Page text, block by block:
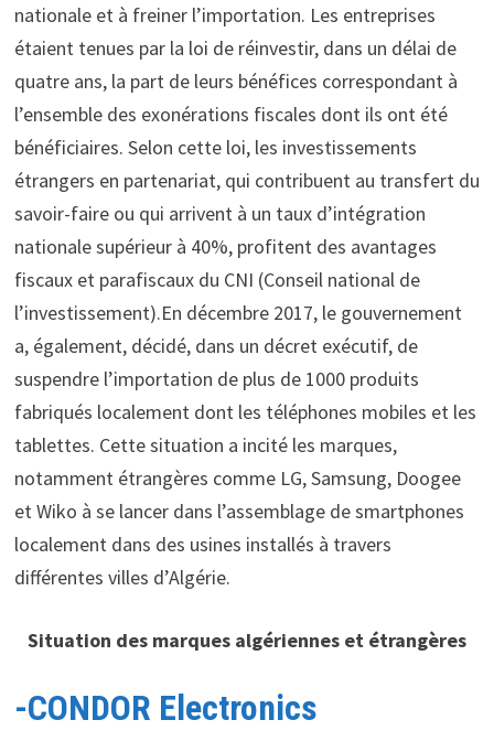
nationale et à freiner l’importation. Les entreprises
étaient tenues par la loi de réinvestir, dans un délai de
quatre ans, la part de leurs bénéfices correspondant à
l’ensemble des exonérations fiscales dont ils ont été
bénéficiaires. Selon cette loi, les investissements
étrangers en partenariat, qui contribuent au transfert du
savoir-faire ou qui arrivent à un taux d’intégration
nationale supérieur à 40%, profitent des avantages
fiscaux et parafiscaux du CNI (Conseil national de
l’investissement).En décembre 2017, le gouvernement
a, également, décidé, dans un décret exécutif, de
suspendre l’importation de plus de 1000 produits
fabriqués localement dont les téléphones mobiles et les
tablettes. Cette situation a incité les marques,
notamment étrangères comme LG, Samsung, Doogee
et Wiko à se lancer dans l’assemblage de smartphones
localement dans des usines installés à travers
différentes villes d’Algérie.
Situation des marques algériennes et étrangères
-CONDOR Electronics